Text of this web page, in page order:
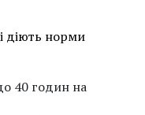
діють норми
40 годин на